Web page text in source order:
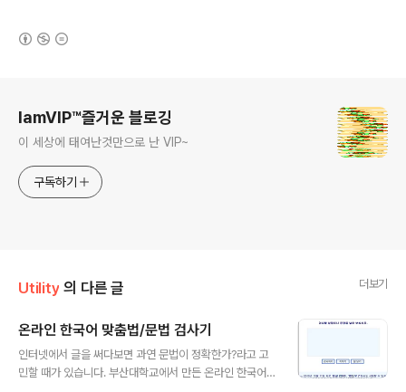
IamVIP™즐거운 블로깅
이 세상에 태여난것만으로 난 VIP~
구독하기
Utility 의 다른 글 더보기
온라인 한국어 맞춤법/문법 검사기
인터넷에서 글을 써다보면 과연 문법이 정확한가?라고 고
민할 때가 있습니다. 부산대학교에서 만든 온라인 한국어